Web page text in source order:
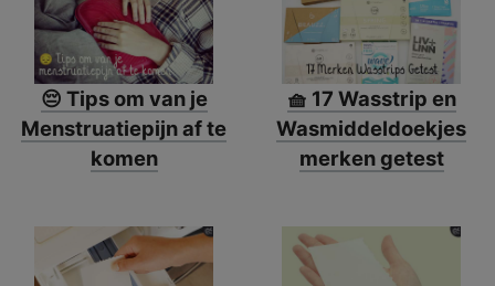
😔 Tips om van je
Menstruatiepijn af te
komen
🧺 17 Wasstrip en
Wasmiddeldoekjes
merken getest